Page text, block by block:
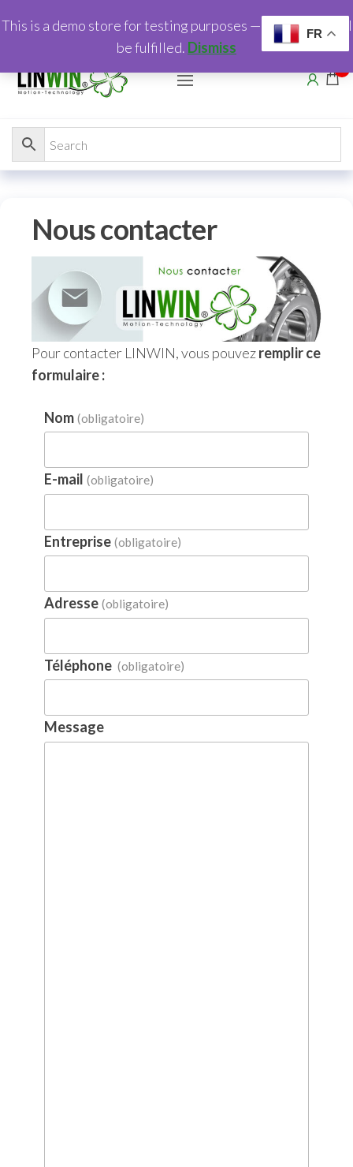
Nous contacter
Pour contacter LINWIN, vous pouvezremplir ce
formulaire :
Nom (obligatoire)
E-mail (obligatoire)
Entreprise (obligatoire)
Adresse (obligatoire)
Téléphone (obligatoire)
Message
FR
This is a demo store for testing purposes — no orders shall
be fulfilled. Dismiss